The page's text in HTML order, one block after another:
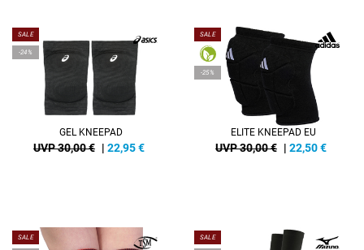
SALE
-24%
GEL KNEEPAD
UVP 30,00 € | 22,95€
SALE
-25%
ELITE KNEEPAD EU
UVP 30,00 € | 22,50€
SALE SALE